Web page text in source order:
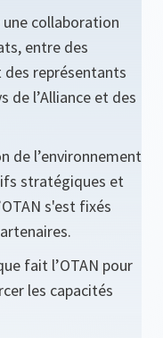
collaboration
entre des
représentants
de l’Alliance et des
de l’environnement
stratégiques et
s'est fixés
fait l’OTAN pour
les capacités